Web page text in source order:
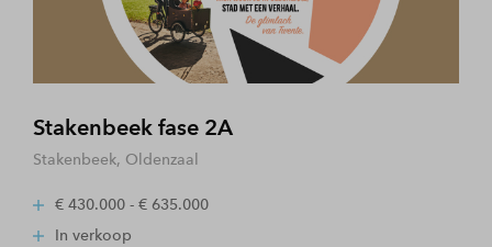
Stakenbeek fase 2A
Stakenbeek, Oldenzaal
€ 430.000 - € 635.000
In verkoop